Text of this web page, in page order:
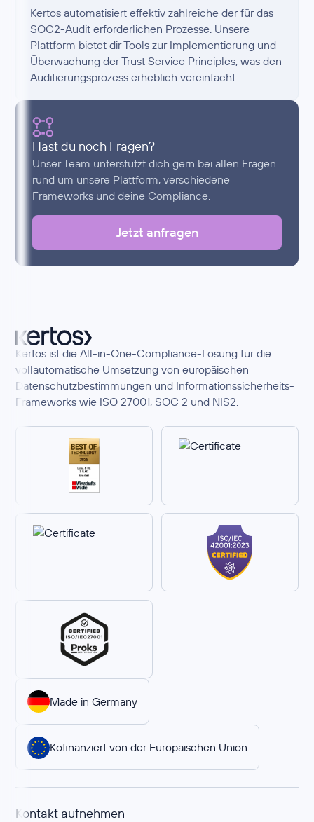
Kertos automatisiert effektiv zahlreiche der für das
SOC2-Audit erforderlichen Prozesse. Unsere
Plattform bietet dir Tools zur Implementierung und
Überwachung der Trust Service Principles, was den
Auditierungsprozess erheblich vereinfacht.
Hast du noch Fragen?
Unser Team unterstützt dich gern bei allen Fragen
rund um unsere Plattform, verschiedene
Frameworks und deine Compliance.
Jetzt anfragen
Kertos ist die All-in-One-Compliance-Lösung für die
vollautomatische Umsetzung von europäischen
Datenschutzbestimmungen und Informationssicherheits-
Frameworks wie ISO 27001, SOC 2 und NIS2.
Made in Germany
Kofinanziert von der Europäischen Union
Kontakt aufnehmen